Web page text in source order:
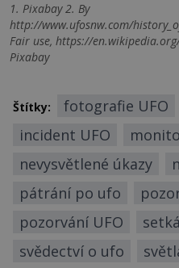
1. Pixabay 2. By
http://www.ufosnw.com/
Fair use, https://
Pixabay
Štítky: fotografie UFO
incident UFO
nevysvětlené úkazy
pátrání po ufo
pozorvání UFO
svědectví o ufo